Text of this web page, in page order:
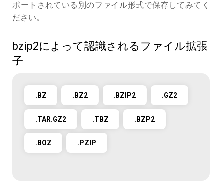
ポートされている別のファイル形式で保存してみてく
ださい。
bzip2によって認識されるファイル拡張
子
.BZ .BZ2 .BZIP2 .GZ2
.TAR.GZ2 .TBZ .BZP2
.BOZ .PZIP